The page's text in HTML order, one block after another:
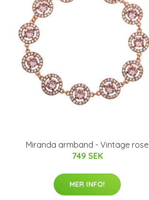
Miranda armband - Vintage rose
749 SEK
MER INFO!